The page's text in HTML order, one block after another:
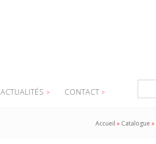
ACTUALITÉS CONTACT
Accueil » Catalogue »